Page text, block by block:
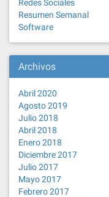
Redes Sociales
Resumen Semanal
Software
Archivos
Abril 2020
Agosto 2019
Julio 2018
Abril 2018
Enero 2018
Diciembre 2017
Julio 2017
Mayo 2017
Febrero 2017